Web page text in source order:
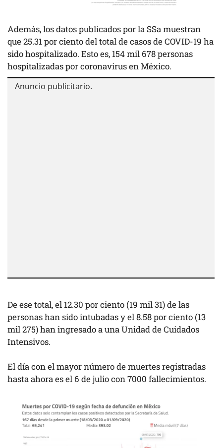
Además, los datos publicados por la SSa muestran
que 25.31 por ciento del total de casos de COVID-19 ha
sido hospitalizado. Esto es, 154 mil 678 personas
hospitalizadas por coronavirus en México.
De ese total, el 12.30 por ciento (19 mil 31) de las
personas han sido intubadas y el 8.58 por ciento (13
mil 275) han ingresado a una Unidad de Cuidados
Intensivos.
El día con el mayor número de muertes registradas
hasta ahora es el 6 de julio con 7000 fallecimientos.